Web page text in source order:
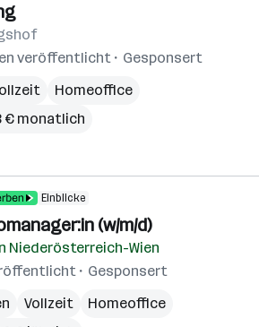
veröffentlicht
Gesponsert
Homeoffice
€ monatlich
Einblicke
(w/m/d)
Niederösterreich-Wien
Gesponsert
Vollzeit
Homeoffice